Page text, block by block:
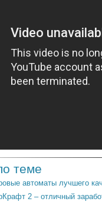
теме
автоматы лучшего
2 – отличный